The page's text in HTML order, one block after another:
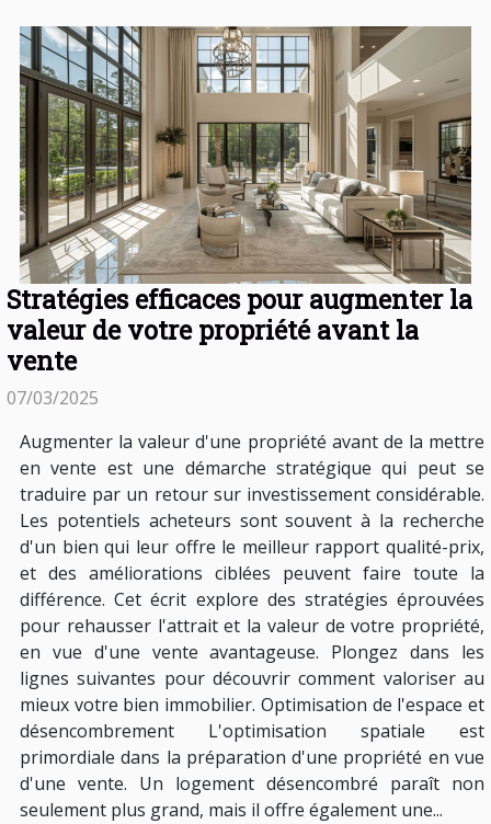
Stratégies efficaces pour augmenter la
valeur de votre propriété avant la
vente
07/03/2025
Augmenter la valeur d'une propriété avant de la mettre
en vente est une démarche stratégique qui peut se
traduire par un retour sur investissement considérable.
Les potentiels acheteurs sont souvent à la recherche
d'un bien qui leur offre le meilleur rapport qualité-prix,
et des améliorations ciblées peuvent faire toute la
différence. Cet écrit explore des stratégies éprouvées
pour rehausser l'attrait et la valeur de votre propriété,
en vue d'une vente avantageuse. Plongez dans les
lignes suivantes pour découvrir comment valoriser au
mieux votre bien immobilier. Optimisation de l'espace et
désencombrement L'optimisation spatiale est
primordiale dans la préparation d'une propriété en vue
d'une vente. Un logement désencombré paraît non
seulement plus grand, mais il offre également une...